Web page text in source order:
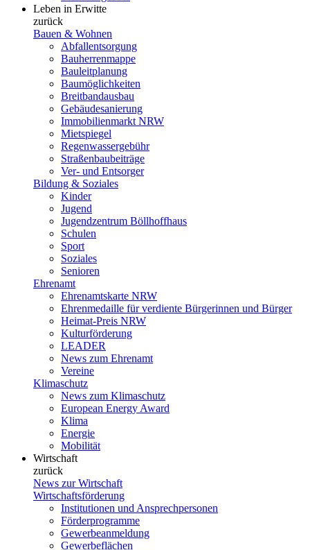
Leben in Erwitte
zurück
Bauen & Wohnen
Abfallentsorgung
Bauherrenmappe
Bauleitplanung
Baumöglichkeiten
Breitbandausbau
Gebäudesanierung
Immobilienmarkt NRW
Mietspiegel
Regenwassergebühr
Straßenbaubeiträge
Ver- und Entsorger
Bildung & Soziales
Kinder
Jugend
Jugendzentrum Böllhoffhaus
Schulen
Sport
Soziales
Senioren
Ehrenamt
Ehrenamtskarte NRW
Ehrenmedaille für verdiente Bürgerinnen und Bürger
Heimat-Preis NRW
Kulturförderung
LEADER
News zum Ehrenamt
Vereine
Klimaschutz
News zum Klimaschutz
European Energy Award
Klima
Energie
Mobilität
Wirtschaft
zurück
News zur Wirtschaft
Wirtschaftsförderung
Institutionen und Ansprechpersonen
Förderprogramme
Gewerbeanmeldung
Gewerbeflächen